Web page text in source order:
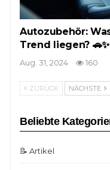
Autozubehör:
Trend liegen? 🚗✨
Aug. 31, 2024 160
ZURÜCK NÄCHSTE
Beliebte
📝 Artikel